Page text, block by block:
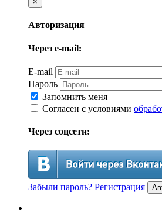
Авторизация
Через e-mail:
E-mail
Пароль
Запомнить меня
Согласен с условиями
Через соцсети:
Забыли пароль? Регистрация